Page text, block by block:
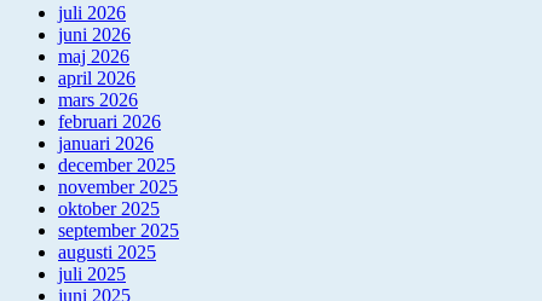
juli 2026
juni 2026
maj 2026
april 2026
mars 2026
februari 2026
januari 2026
december 2025
november 2025
oktober 2025
september 2025
augusti 2025
juli 2025
juni 2025